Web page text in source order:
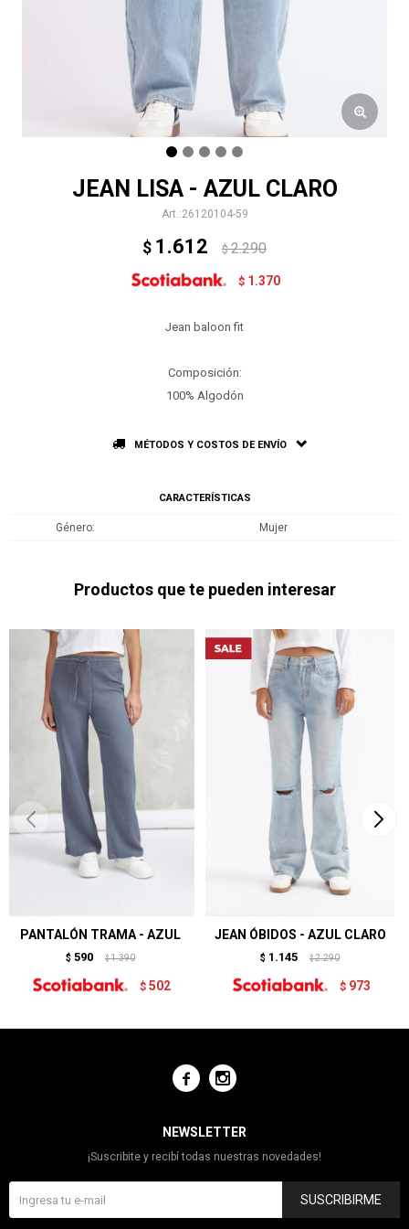
JEAN LISA - AZUL CLARO
26120104-59
$ 1.612 $ 2.290
$ 1.370
Jean baloon fit
Composición:
100% Algodón
MÉTODOS Y COSTOS DE ENVÍO
CARACTERÍSTICAS
Género Mujer
Productos que te pueden interesar
PANTALÓN TRAMA - AZUL
$ 590 $ 1.390
$ 502
JEAN ÓBIDOS - AZUL CLARO
$ 1.145 $ 2.290
$ 973
 
NEWSLETTER
¡Suscribite y recibí todas nuestras novedades!
SUSCRIBIRME